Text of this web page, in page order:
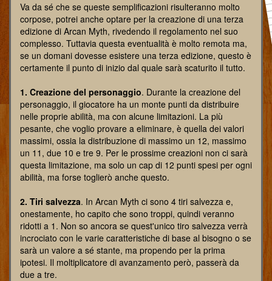
Va da sé che se queste semplificazioni risulteranno molto
corpose, potrei anche optare per la creazione di una terza
edizione di Arcan Myth, rivedendo il regolamento nel suo
complesso. Tuttavia questa eventualità è molto remota ma,
se un domani dovesse esistere una terza edizione, questo è
certamente il punto di inizio dal quale sarà scaturito il tutto.
1. Creazione del personaggio. Durante la creazione del
personaggio, il giocatore ha un monte punti da distribuire
nelle proprie abilità, ma con alcune limitazioni. La più
pesante, che voglio provare a eliminare, è quella dei valori
massimi, ossia la distribuzione di massimo un 12, massimo
un 11, due 10 e tre 9. Per le prossime creazioni non ci sarà
questa limitazione, ma solo un cap di 12 punti spesi per ogni
abilità, ma forse toglierò anche questo.
2. Tiri salvezza. In Arcan Myth ci sono 4 tiri salvezza e,
onestamente, ho capito che sono troppi, quindi veranno
ridotti a 1. Non so ancora se quest'unico tiro salvezza verrà
incrociato con le varie caratteristiche di base al bisogno o se
sarà un valore a sé stante, ma propendo per la prima
ipotesi. Il moltiplicatore di avanzamento però, passerà da
due a tre.